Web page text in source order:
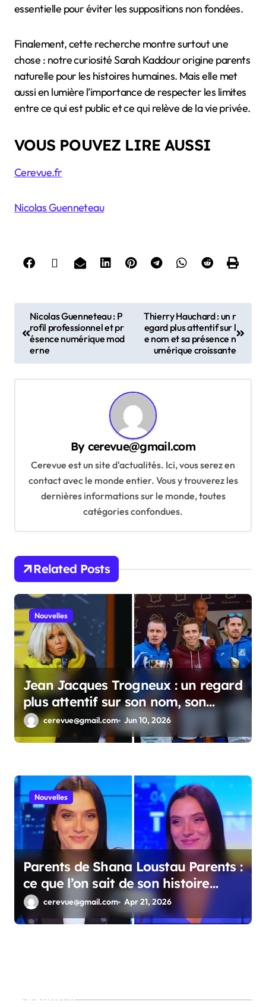
essentielle pour éviter les suppositions non fondées.
Finalement, cette recherche montre surtout une
chose : notre curiosité Sarah Kaddour origine parents
naturelle pour les histoires humaines. Mais elle met
aussi en lumière l’importance de respecter les limites
entre ce qui est public et ce qui relève de la vie privée.
VOUS POUVEZ LIRE AUSSI
Cerevue.fr
Nicolas Guenneteau
o
i
Nicolas Guenneteau : P
rofil professionnel et pr
ésence numérique mod
erne
Thierry Hauchard : un r
egard plus attentif sur l
e nom et sa présence n
umérique croissante
By cerevue@gmail.com
Cerevue est un site d'actualités. Ici, vous serez en
contact avec le monde entier. Vous y trouverez les
dernières informations sur le monde, toutes
catégories confondues.
Related Posts
Nouvelles
Jean Jacques Trogneux : un regard
plus attentif sur son nom, son
parcours et son intérêt public
cerevue@gmail.com Jun 10, 2026
Nouvelles
Parents de Shana Loustau Parents :
ce que l’on sait de son histoire
familiale
cerevue@gmail.com Apr 21, 2026
Search